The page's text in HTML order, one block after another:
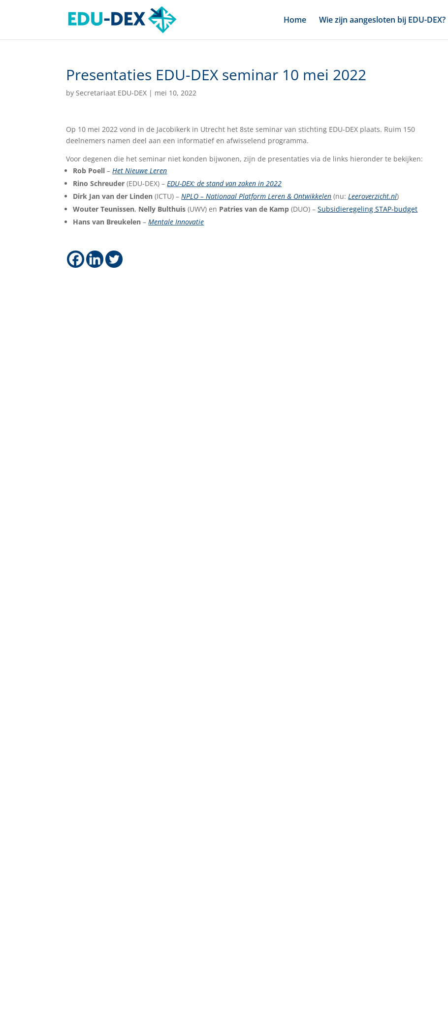
Home Wie zijn aangesloten bij EDU-DEX?
Presentaties EDU-DEX seminar 10 mei 2022
bySecretariaat EDU-DEX | mei 10, 2022
Op 10 mei 2022 vond in de Jacobikerk in Utrecht het 8ste seminar van stichting EDU-DEX plaats. Ruim 150
deelnemers namen deel aan een informatief en afwisselend programma.
Voor degenen die het seminar niet konden bijwonen, zijn de presentaties via de links hieronder te bekijken:
Rob Poell –Het Nieuwe Leren
Rino Schreuder (EDU-DEX) –EDU-DEX: de stand van zaken in 2022
Dirk Jan van der Linden (ICTU) –NPLO – Nationaal Platform Leren & Ontwikkelen (nu:Leeroverzicht.nl)
Wouter Teunissen, Nelly Bulthuis (UWV) en Patries van de Kamp (DUO) –Subsidieregeling STAP-budget
Hans van Breukelen –Mentale Innovatie